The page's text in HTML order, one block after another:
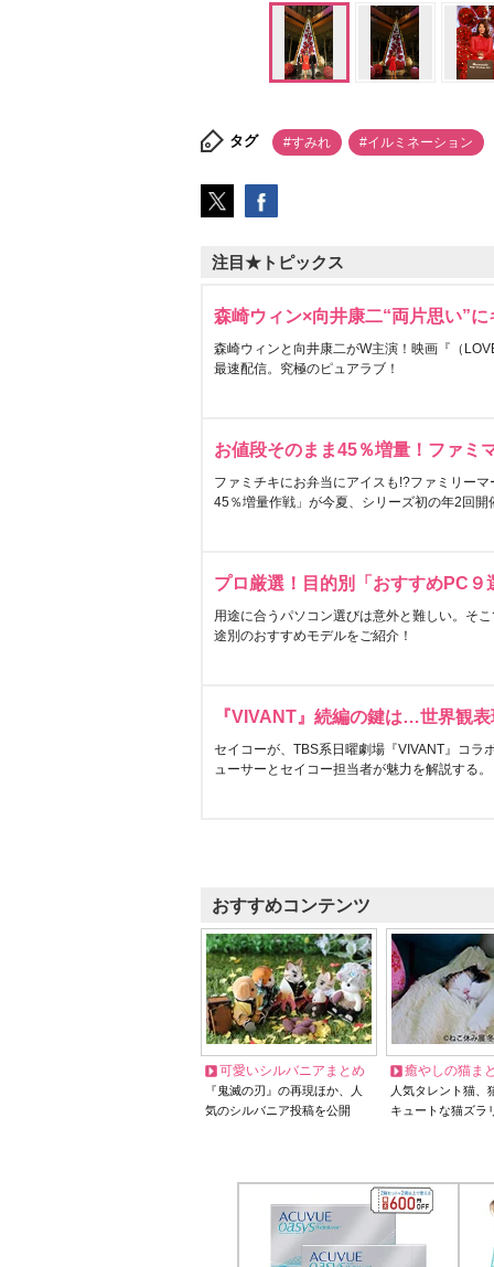
タグ #すみれ #イルミネーション
注目★トピックス
森崎ウィン×向井康二“両片思い”
森崎ウィンと向井康二がW主演！映画『（
最速配信。究極のピュアラブ！
お値段そのまま45％増量！ファミ
ファミチキにお弁当にアイスも!?ファミリー
45％増量作戦」が今夏、シリーズ初の年2回開
プロ厳選！目的別「おすすめPC９
用途に合うパソコン選びは意外と難しい。そ
途別のおすすめモデルをご紹介！
『VIVANT』続編の鍵は…世界観
セイコーが、TBS系日曜劇場『VIVANT』コラ
ューサーとセイコー担当者が魅力を解説する。
おすすめコンテンツ
可愛いシルバニアまとめ
『鬼滅の刃』の再現ほか、人
気のシルバニア投稿を公開
癒やしの猫ま
人気タレント猫
キュートな猫ズラ